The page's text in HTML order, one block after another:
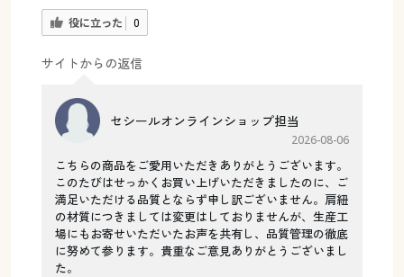
役に立った 0
サイトからの返信
セシールオンラインショップ担当
2026-08-06
こちらの商品をご愛用いただきありがとうございます。
このたびはせっかくお買い上げいただきましたのに、ご
満足いただける品質とならず申し訳ございません。肩紐
の材質につきましては変更はしておりませんが、生産工
場にもお寄せいただいたお声を共有し、品質管理の徹底
に努めて参ります。貴重なご意見ありがとうございまし
た。